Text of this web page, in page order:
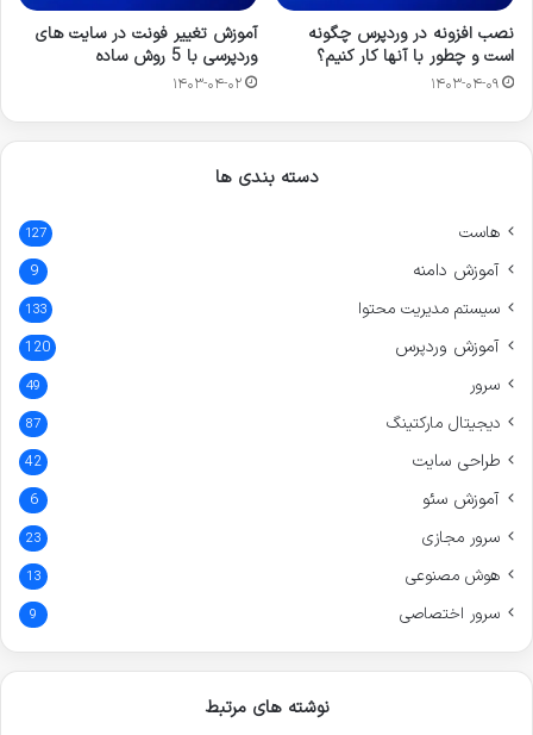
نصب افزونه در وردپرس چگونه
است و چطور با آنها کار کنیم؟
۱۴۰۳-۰۴-۰۹
آموزش تغییر فونت در سایت های
وردپرسی با 5 روش ساده
۱۴۰۳-۰۴-۰۲
دسته بندی ها
هاست 127
آموزش دامنه 9
سیستم مدیریت محتوا 133
آموزش وردپرس 120
سرور 49
دیجیتال مارکتینگ 87
طراحی سایت 42
آموزش سئو 6
سرور مجازی 23
هوش مصنوعی 13
سرور اختصاصی 9
نوشته های مرتبط